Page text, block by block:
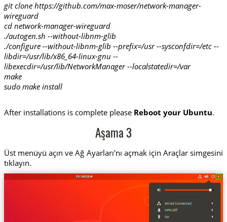
git clone https://github.com/max-moser/network-manager-
wireguard
cd network-manager-wireguard
./autogen.sh --without-libnm-glib
./configure --without-libnm-glib --prefix=/usr --sysconfdir=/etc --
libdir=/usr/lib/x86_64-linux-gnu --
libexecdir=/usr/lib/NetworkManager --localstatedir=/var
make
sudo make install
After installations is complete please Reboot your Ubuntu.
Aşama 3
Üst menüyü açın ve Ağ Ayarları'nı açmak için Araçlar simgesini
tıklayın.